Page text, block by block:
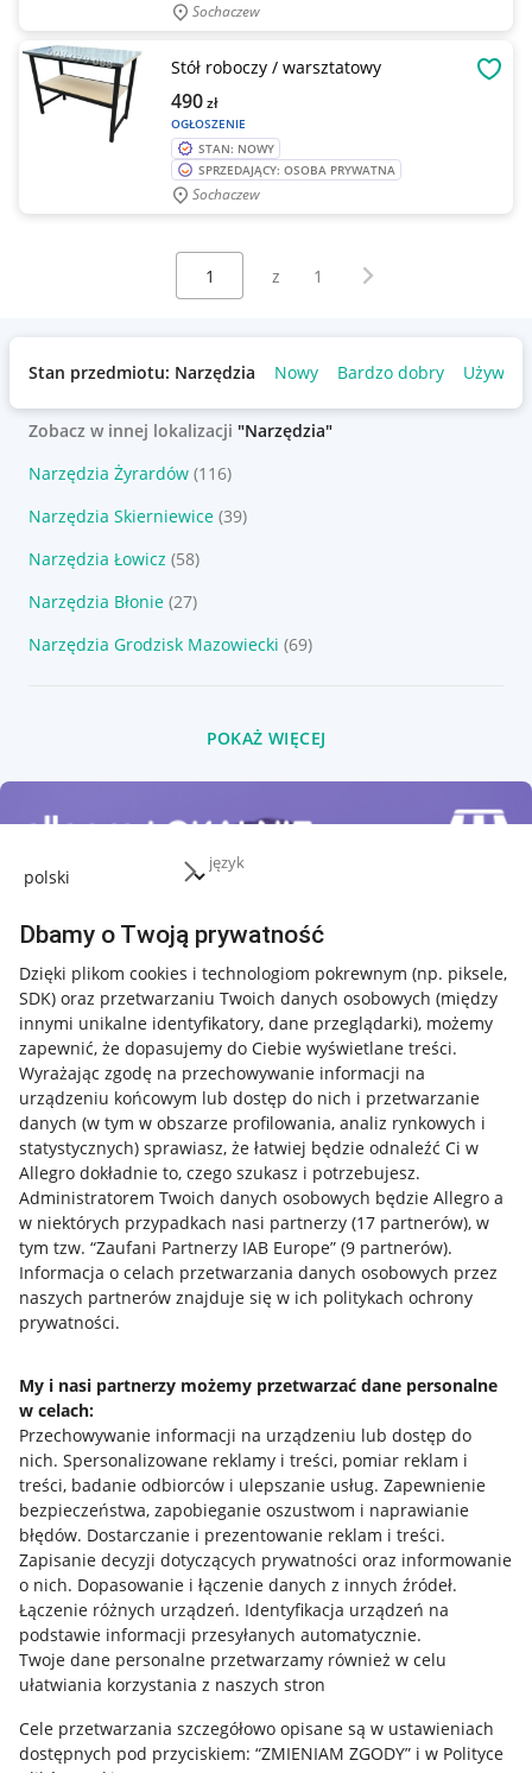
język
Dbamy o Twoją prywatność
Dzięki plikom cookies i technologiom pokrewnym (np. piksele,
SDK) oraz przetwarzaniu Twoich danych osobowych (między
innymi unikalne identyfikatory, dane przeglądarki), możemy
zapewnić, że dopasujemy do Ciebie wyświetlane treści.
Wyrażając zgodę na przechowywanie informacji na
urządzeniu końcowym lub dostęp do nich i przetwarzanie
danych (w tym w obszarze profilowania, analiz rynkowych i
statystycznych) sprawiasz, że łatwiej będzie odnaleźć Ci w
Allegro dokładnie to, czego szukasz i potrzebujesz.
Administratorem Twoich danych osobowych będzie Allegro a
w niektórych przypadkach nasi partnerzy (17 partnerów), w
tym tzw. “Zaufani Partnerzy IAB Europe” (9 partnerów).
Informacja o celach przetwarzania danych osobowych przez
naszych partnerów znajduje się w ich politykach ochrony
prywatności.
My i nasi partnerzy możemy przetwarzać dane personalne
w celach:
Przechowywanie informacji na urządzeniu lub dostęp do
nich. Spersonalizowane reklamy i treści, pomiar reklam i
treści, badanie odbiorców i ulepszanie usług. Zapewnienie
bezpieczeństwa, zapobieganie oszustwom i naprawianie
błędów. Dostarczanie i prezentowanie reklam i treści.
Zapisanie decyzji dotyczących prywatności oraz informowanie
o nich. Dopasowanie i łączenie danych z innych źródeł.
Łączenie różnych urządzeń. Identyfikacja urządzeń na
podstawie informacji przesyłanych automatycznie.
Twoje dane personalne przetwarzamy również w celu
ułatwiania korzystania z naszych stron
Cele przetwarzania szczegółowo opisane są w ustawieniach
dostępnych pod przyciskiem: “ZMIENIAM ZGODY” i w Polityce
Sochaczew
Stół roboczy / warsztatowy
OGŁOSZENIE
490zł
STAN: NOWY
SPRZEDAJĄCY: OSOBA PRYWATNA
Sochaczew
Wybierz stronę:
z 1 Następna strona
Stan przedmiotu: Narzędzia Nowy Bardzo dobry Używany
Zobacz w innej lokalizacji "Narzędzia"
Narzędzia Żyrardów (116)
Narzędzia Skierniewice (39)
Narzędzia Łowicz (58)
Narzędzia Błonie (27)
Narzędzia Grodzisk Mazowiecki (69)
POKAŻ WIĘCEJ
Przydatne informacje
Jak to działa
Allegro Gadane dla sprzedających
Allegro Gadane dla kupujących
Mapa miejscowości
Informacje prawne
Regulamin
Polityka plików "cookies"
Ustawienia plików "cookies"
Udostępnianie lokalizacji